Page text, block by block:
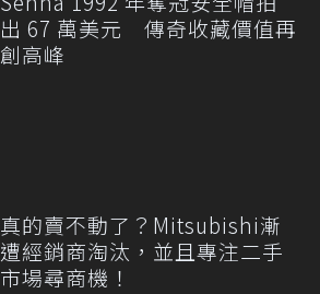
出 67 萬美元 傳奇收藏價值再
創高峰
真的賣不動了？Mitsubishi漸
遭經銷商淘汰，並且專注二手
市場尋商機！